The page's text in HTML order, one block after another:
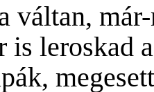
váltan,
is leroskad